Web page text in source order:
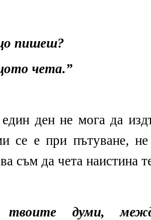
пишеш?
чета.”
ден не мога да
се е при пътуване,
съм да чета наистина
думи,